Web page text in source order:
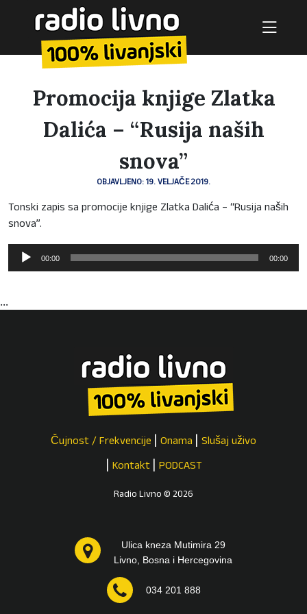
Promocija knjige Zlatka
Dalića – “Rusija naših
snova”
OBJAVLJENO: 19. VELJAČE 2019.
Tonski zapis sa promocije knjige Zlatka Dalića – “Rusija naših
snova”.
Reproduktor
audiozapisa
00:00 00:00
...
Čujnost / Frekvencije Onama Slušaj uživo
Kontakt PODCAST
Radio Livno © 2026
Ulica kneza Mutimira 29
Livno, Bosna i Hercegovina
034 201 888